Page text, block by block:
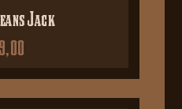
Jack